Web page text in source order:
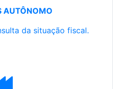
AUTÔNOMO
da situação fiscal.